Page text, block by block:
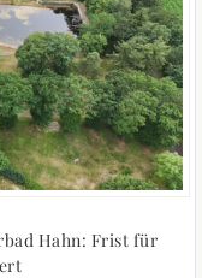
Hahn: Frist für